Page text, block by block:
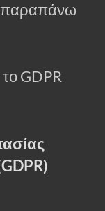
παραπάνω
GDPR